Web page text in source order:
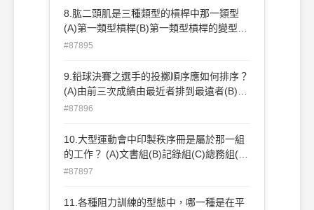
8.肱二頭肌是三種類型的槓桿中那一類型
(A)第一類型槓桿(B)第一類型槓桿的變型
(C)第二類型槓桿(D)第三類型槓桿。
#87895
9.鉛球決賽之選手的投擲順序應如何排序？
(A)由前三次成績由最近者排到最遠者(B)抽
籤決定 (C)由預賽成績由最遠者排到最近者
#87896
10.大型運動會中印製秩序冊是屬於那一組
的工作？ (A)文書組(B)記錄組(C)總務組(D)
競賽組。
#87897
11.各種阻力訓練的型態中，哪一種是在平